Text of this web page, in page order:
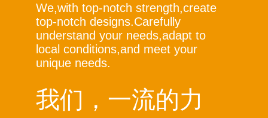
We,with top-notch strength,create
top-notch designs.Carefully
understand your needs,adapt to
local conditions,and meet your
unique needs.
我们，一流的力